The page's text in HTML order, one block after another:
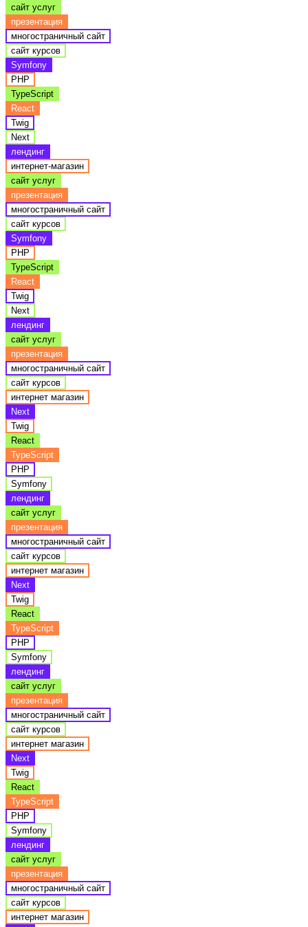
сайт услуг
презентация
многостраничный сайт
сайт курсов
Symfony
PHP
TypeScript
React
Twig
Next
лендинг
интернет-магазин
сайт услуг
презентация
многостраничный сайт
сайт курсов
Symfony
PHP
TypeScript
React
Twig
Next
лендинг
сайт услуг
презентация
многостраничный сайт
сайт курсов
интернет магазин
Next
Twig
React
TypeScript
PHP
Symfony
лендинг
сайт услуг
презентация
многостраничный сайт
сайт курсов
интернет магазин
Next
Twig
React
TypeScript
PHP
Symfony
лендинг
сайт услуг
презентация
многостраничный сайт
сайт курсов
интернет магазин
Next
Twig
React
TypeScript
PHP
Symfony
лендинг
сайт услуг
презентация
многостраничный сайт
сайт курсов
интернет магазин